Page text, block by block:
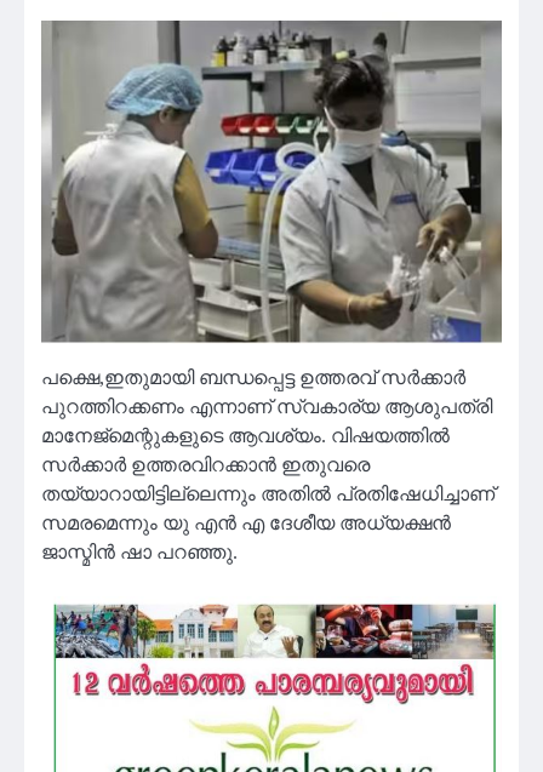
പക്ഷെ,ഇതുമായി ബന്ധപ്പെട്ട ഉത്തരവ് സർക്കാർ
പുറത്തിറക്കണം എന്നാണ് സ്വകാര്യ ആശുപത്രി
മാനേജ്‍മെന്റുകളുടെ ആവശ്യം. വിഷയത്തിൽ
സർക്കാർ ഉത്തരവിറക്കാൻ ഇതുവരെ
തയ്യാറായിട്ടില്ലെന്നും അതിൽ പ്രതിഷേധിച്ചാണ്
സമരമെന്നും യു എൻ എ ദേശീയ അധ്യക്ഷൻ
ജാസ്മിൻ ഷാ പറഞ്ഞു.